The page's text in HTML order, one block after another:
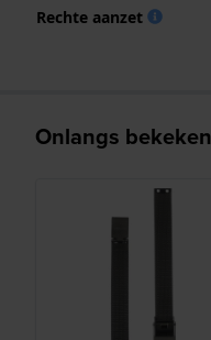
Rechte aanzet
Onlangs bekeken